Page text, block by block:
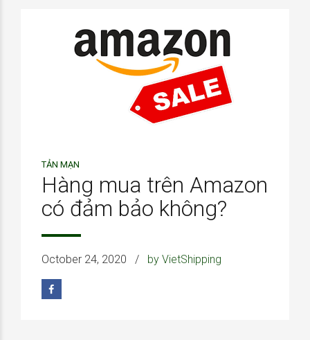
TẢN MẠN
Hàng mua trên Amazon
có đảm bảo không?
October 24, 2020 by VietShipping